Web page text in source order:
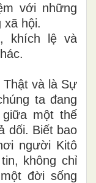
với những
xã hội.
khích lệ và
và là Sự
ta đang
giữa một thế
dối. Biết bao
người Kitô
không chỉ
đời sống